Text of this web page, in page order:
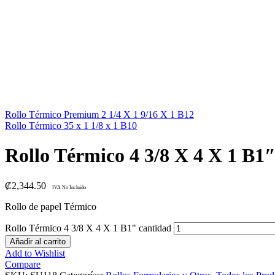
Rollo Térmico Premium 2 1/4 X 1 9/16 X 1 B12
Rollo Térmico 35 x 1 1/8 x 1 B10
Rollo Térmico 4 3/8 X 4 X 1 B1″
₡2,344.50 IVA No Incluido
Rollo de papel Térmico
Rollo Térmico 4 3/8 X 4 X 1 B1" cantidad
Añadir al carrito
Add to Wishlist
Compare